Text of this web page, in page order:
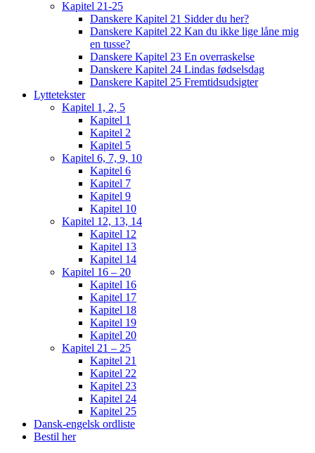
Kapitel 21-25
Danskere Kapitel 21 Sidder du her?
Danskere Kapitel 22 Kan du ikke lige låne mig
en tusse?
Danskere Kapitel 23 En overraskelse
Danskere Kapitel 24 Lindas fødselsdag
Danskere Kapitel 25 Fremtidsudsigter
Lyttetekster
Kapitel 1, 2, 5
Kapitel 1
Kapitel 2
Kapitel 5
Kapitel 6, 7, 9, 10
Kapitel 6
Kapitel 7
Kapitel 9
Kapitel 10
Kapitel 12, 13, 14
Kapitel 12
Kapitel 13
Kapitel 14
Kapitel 16 – 20
Kapitel 16
Kapitel 17
Kapitel 18
Kapitel 19
Kapitel 20
Kapitel 21 – 25
Kapitel 21
Kapitel 22
Kapitel 23
Kapitel 24
Kapitel 25
Dansk-engelsk ordliste
Bestil her